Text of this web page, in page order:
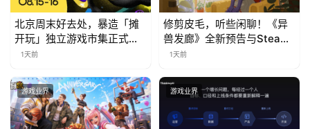
中
文
国
)
北京周末好去处，暴造「摊
开玩」独立游戏市集正式开
票！
1天前
修剪皮毛，听些闲聊！《异
兽发廊》全新预告与Steam
免费试玩公开
1天前
游戏业界 游戏业界